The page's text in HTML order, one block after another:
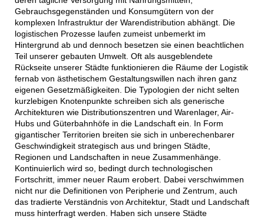
Gebrauchsgegenständen und Konsumgütern von der
komplexen Infrastruktur der Warendistribution abhängt. Die
logistischen Prozesse laufen zumeist unbemerkt im
Hintergrund ab und dennoch besetzen sie einen beachtlichen
Teil unserer gebauten Umwelt. Oft als ausgeblendete
Rückseite unserer Städte funktionieren die Räume der Logistik
fernab von ästhetischem Gestaltungswillen nach ihren ganz
eigenen Gesetzmäßigkeiten. Die Typologien der nicht selten
kurzlebigen Knotenpunkte schreiben sich als generische
Architekturen wie Distributionszentren und Warenlager, Air-
Hubs und Güterbahnhöfe in die Landschaft ein. In Form
gigantischer Territorien breiten sie sich in unberechenbarer
Geschwindigkeit strategisch aus und bringen Städte,
Regionen und Landschaften in neue Zusammenhänge.
Kontinuierlich wird so, bedingt durch technologischen
Fortschritt, immer neuer Raum erobert. Dabei verschwimmen
nicht nur die Definitionen von Peripherie und Zentrum, auch
das tradierte Verständnis von Architektur, Stadt und Landschaft
muss hinterfragt werden. Haben sich unsere Städte